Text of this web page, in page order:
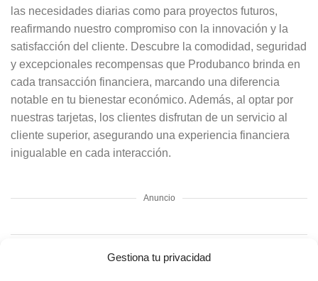
Gestiona tu privacidad
las necesidades diarias como para proyectos futuros,
reafirmando nuestro compromiso con la innovación y la
satisfacción del cliente. Descubre la comodidad, seguridad
y excepcionales recompensas que Produbanco brinda en
cada transacción financiera, marcando una diferencia
notable en tu bienestar económico. Además, al optar por
nuestras tarjetas, los clientes disfrutan de un servicio al
cliente superior, asegurando una experiencia financiera
inigualable en cada interacción.
Anuncio
Contenidos relacionados